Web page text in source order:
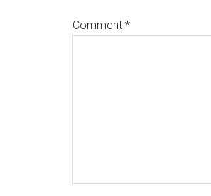
Comment *